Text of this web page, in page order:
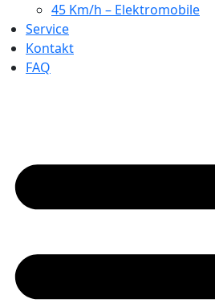
45 Km/h – Elektromobile
Service
Kontakt
FAQ